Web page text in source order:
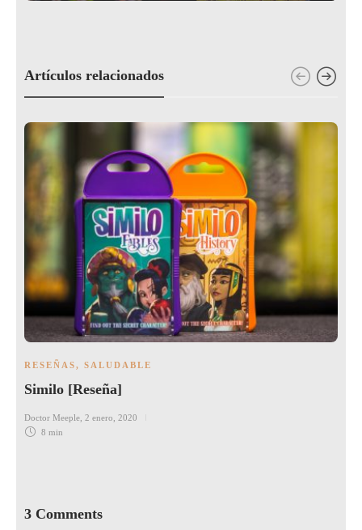
Artículos relacionados
RESEÑAS, SALUDABLE
Similo [Reseña]
Doctor Meeple 2 enero, 2020
8 min
3 Comments